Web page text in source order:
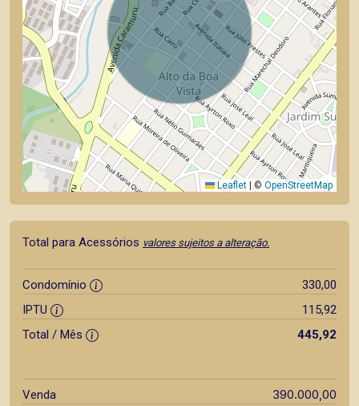
Leaflet © OpenStreetMap
Total para Acessórios valores sujeitos a alteração.
Condomínio
330,00
IPTU
115,92
Total / Mês
445,92
Venda 390.000,00